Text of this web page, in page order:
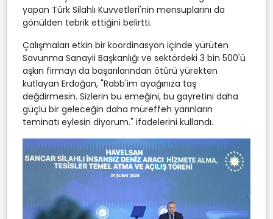
yapan Türk Silahlı Kuvvetleri'nin mensuplarını da
gönülden tebrik ettiğini belirtti.
Çalışmaları etkin bir koordinasyon içinde yürüten
Savunma Sanayii Başkanlığı ve sektördeki 3 bin 500'ü
aşkın firmayı da başarılarından ötürü yürekten
kutlayan Erdoğan, "Rabb'im ayağınıza taş
değdirmesin. Sizlerin bu emeğini, bu gayretini daha
güçlü bir geleceğin daha müreffeh yarınların
teminatı eylesin diyorum." ifadelerini kullandı.